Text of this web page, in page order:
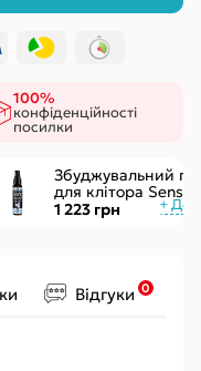
100%
конфіденційності
посилки
Збуджувальний
для клітора
ON for Her Arousal
Ice 29мл охолодж.
1 223 грн
Відгуки 0